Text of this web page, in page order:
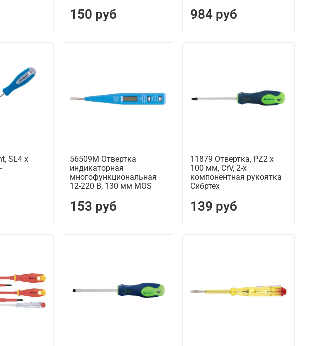
150 руб 984 руб
SL4 х
56509М Отвертка
индикаторная
многофункциональная
12-220 В, 130 мм MOS
153 руб
11879 Отвертка, PZ2 х
100 мм, CrV, 2-х
компонентная рукоятка
Сибртех
139 руб